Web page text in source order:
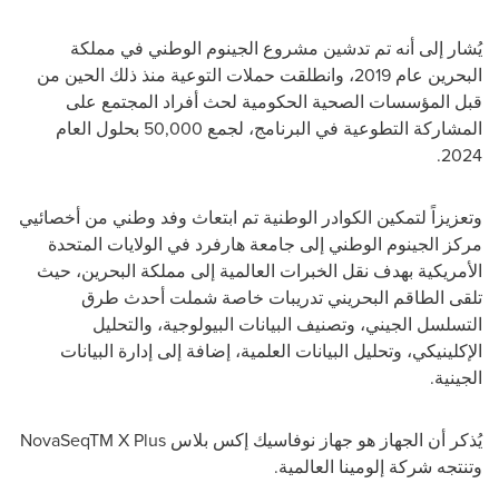
يُشار إلى أنه تم تدشين مشروع الجينوم الوطني في مملكة
البحرين عام 2019، وانطلقت حملات التوعية منذ ذلك الحين من
قبل المؤسسات الصحية الحكومية لحث أفراد المجتمع على
المشاركة التطوعية في البرنامج، لجمع 50,000 بحلول العام
2024
.
وتعزيزاً لتمكين الكوادر الوطنية تم ابتعاث وفد وطني من أخصائيي
مركز الجينوم الوطني إلى جامعة هارفرد في الولايات المتحدة
الأمريكية بهدف نقل الخبرات العالمية إلى مملكة البحرين، حيث
تلقى الطاقم البحريني تدريبات خاصة شملت أحدث طرق
التسلسل الجيني، وتصنيف البيانات البيولوجية، والتحليل
الإكلينيكي، وتحليل البيانات العلمية، إضافة إلى إدارة البيانات
الجينية.
يُذكر أن الجهاز هو جهاز نوفاسيك إكس بلاس NovaSeqTM X Plus
وتنتجه شركة إلومينا العالمية.